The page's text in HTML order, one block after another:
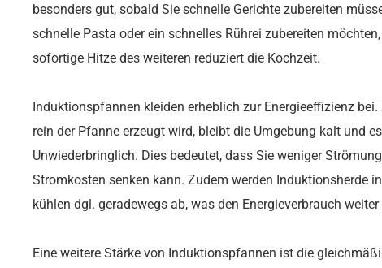
besonders gut, sobald Sie schnelle Gerichte zubereiten
schnelle Pasta oder ein schnelles Rührei zubereiten
sofortige Hitze des weiteren reduziert die Kochzeit.
Induktionspfannen kleiden erheblich zur Energieeffizienz
rein der Pfanne erzeugt wird, bleibt die Umgebung kalt und
Unwiederbringlich. Dies bedeutet, dass Sie weniger
Stromkosten senken kann. Zudem werden Induktionsherde
kühlen dgl. geradewegs ab, was den Energieverbrauch weiter
Eine weitere Stärke von Induktionspfannen ist die